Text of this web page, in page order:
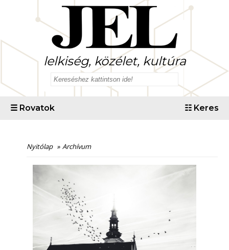
lelkiség, közélet, kultúra
☰ Rovatok ☷ Keres
Nyitólap » Archívum